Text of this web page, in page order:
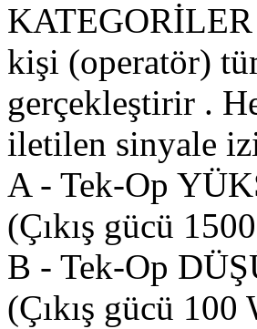
kişi (operatör)
gerçekleştirir .
iletilen sinyale
A - Tek-Op
(Çıkış gücü
B - Tek-Op
(Çıkış gücü 100